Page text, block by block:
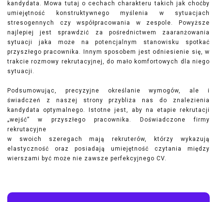
kandydata. Mowa tutaj o cechach charakteru takich jak choćby
umiejętność konstruktywnego myślenia w sytuacjach
stresogennych czy współpracowania w zespole. Powyższe
najlepiej jest sprawdzić za pośrednictwem zaaranżowania
sytuacji jaka może na potencjalnym stanowisku spotkać
przyszłego pracownika. Innym sposobem jest odniesienie się, w
trakcie rozmowy rekrutacyjnej, do mało komfortowych dla niego
sytuacji.
Podsumowując, precyzyjne określanie wymogów, ale i
świadczeń z naszej strony przybliża nas do znalezienia
kandydata optymalnego. Istotne jest, aby na etapie rekrutacji
„wejść” w przyszłego pracownika. Doświadczone firmy
rekrutacyjne
w swoich szeregach mają rekruterów, którzy wykazują
elastyczność oraz posiadają umiejętność czytania między
wierszami być może nie zawsze perfekcyjnego CV.